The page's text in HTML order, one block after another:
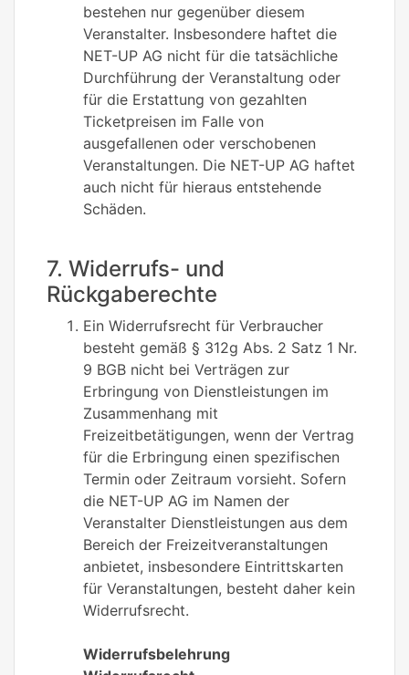
bestehen nur gegenüber diesem
Veranstalter. Insbesondere haftet die
NET-UP AG nicht für die tatsächliche
Durchführung der Veranstaltung oder
für die Erstattung von gezahlten
Ticketpreisen im Falle von
ausgefallenen oder verschobenen
Veranstaltungen. Die NET-UP AG haftet
auch nicht für hieraus entstehende
Schäden.
7. Widerrufs- und
Rückgaberechte
Ein Widerrufsrecht für Verbraucher
besteht gemäß § 312g Abs. 2 Satz 1 Nr.
9 BGB nicht bei Verträgen zur
Erbringung von Dienstleistungen im
Zusammenhang mit
Freizeitbetätigungen, wenn der Vertrag
für die Erbringung einen spezifischen
Termin oder Zeitraum vorsieht. Sofern
die NET-UP AG im Namen der
Veranstalter Dienstleistungen aus dem
Bereich der Freizeitveranstaltungen
anbietet, insbesondere Eintrittskarten
für Veranstaltungen, besteht daher kein
Widerrufsrecht.
Widerrufsbelehrung